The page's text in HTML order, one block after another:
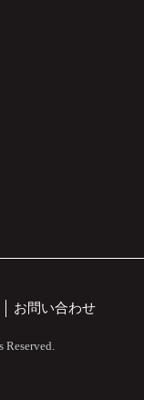
お問い合わせ